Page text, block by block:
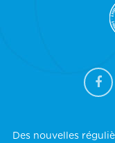
Des nouvelles